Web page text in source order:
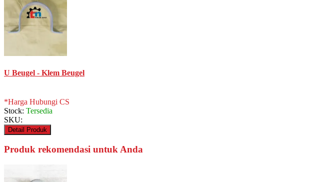
U Beugel - Klem Beugel
*Harga Hubungi CS
Stock: Tersedia
SKU:
Detail Produk
Produk rekomendasi untuk Anda